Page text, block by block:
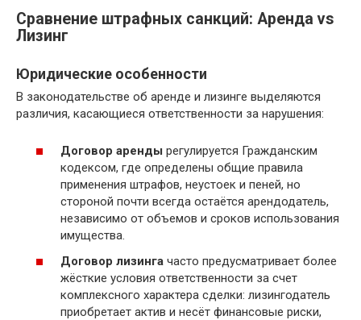
Сравнение штрафных санкций: Аренда vs
Лизинг
Юридические особенности
В законодательстве об аренде и лизинге выделяются
различия, касающиеся ответственности за нарушения:
Договор аренды регулируется Гражданским
кодексом, где определены общие правила
применения штрафов, неустоек и пеней, но
стороной почти всегда остаётся арендодатель,
независимо от объемов и сроков использования
имущества.
Договор лизинга часто предусматривает более
жёсткие условия ответственности за счет
комплексного характера сделки: лизингодатель
приобретает актив и несёт финансовые риски,